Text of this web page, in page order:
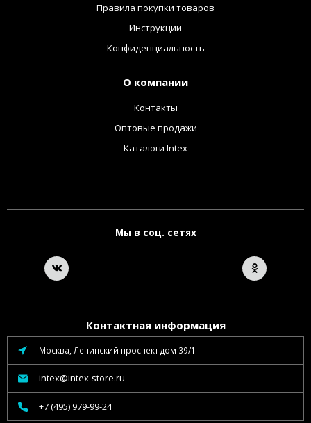
Правила покупки товаров
Инструкции
Конфиденциальность
О компании
Контакты
Оптовые продажи
Каталоги Intex
Мы в соц. сетях
Контактная информация
Москва, Ленинский проспект дом 39/1
intex@intex-store.ru
+7 (495) 979-99-24